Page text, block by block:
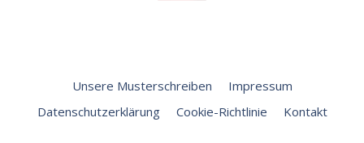
Unsere Musterschreiben
Impressum
Datenschutzerklärung
Cookie-Richtlinie Kontakt